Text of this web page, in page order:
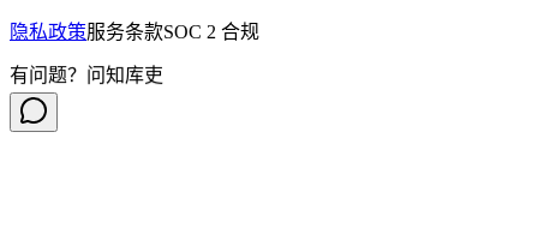
隐私政策服务条款SOC 2 合规
有问题？问知库吏